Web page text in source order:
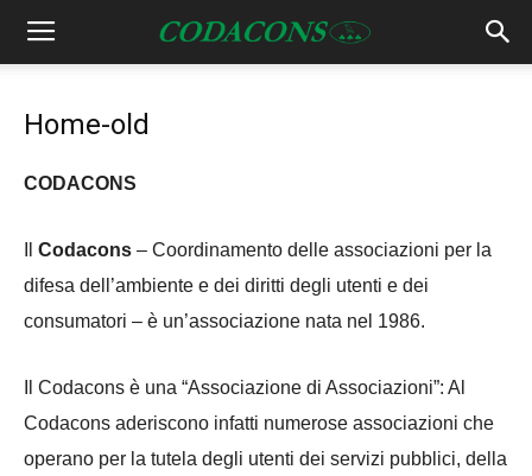
Home-old
CODACONS
Codacons – Coordinamento delle associazioni per la
difesa dell’ambiente e dei diritti degli utenti e dei
consumatori – è un’associazione nata nel 1986.
Il Codacons è una “Associazione di Associazioni”: Al
Codacons aderiscono infatti numerose associazioni che
operano per la tutela degli utenti dei servizi pubblici, della